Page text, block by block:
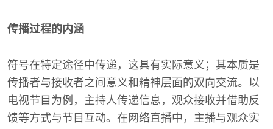
传播过程的内涵
符号在特定途径中传递，这具有实际意义；其本质是
传播者与接收者之间意义和精神层面的双向交流。以
电视节目为例，主持人传递信息，观众接收并借助反
馈等方式与节目互动。在网络直播中，主播与观众实